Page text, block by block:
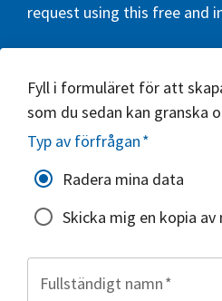
request using this free and
Fyll i formuläret för att
som du sedan kan granska
Typ av förfrågan*
Radera mina data
Skicka mig en kopia av
Fullständigt namn*